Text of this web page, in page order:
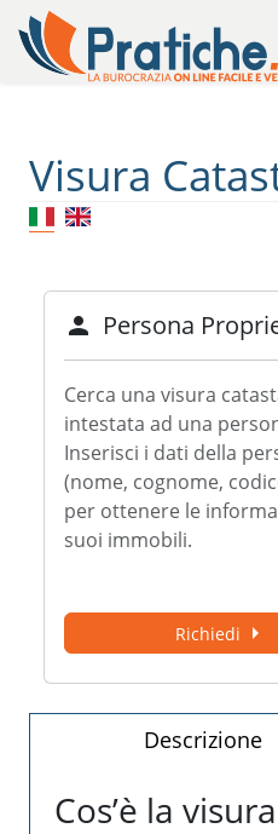
Visura
person Persona
Cerca una visura
intestata ad una
Inserisci i dati della
(nome, cognome,
per ottenere le
suoi immobili.
richiedi arrow_right
descrizione
Cos’è la